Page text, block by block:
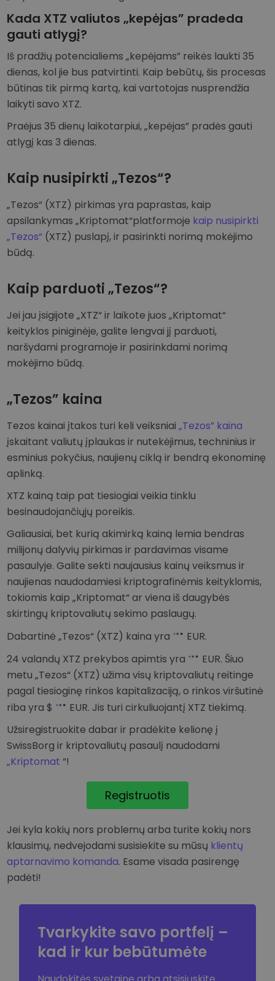
Kada XTZ valiutos „kepėjas” pradeda
gauti atlygį?
Iš pradžių potencialiems „kepėjams” reikės laukti 35
dienas, kol jie bus patvirtinti. Kaip bebūtų, šis procesas
būtinas tik pirmą kartą, kai vartotojas nusprendžia
laikyti savo XTZ.
Praėjus 35 dienų laikotarpiui, „kepėjas” pradės gauti
atlygį kas 3 dienas.
Kaip nusipirkti „Tezos“?
„Tezos“ (XTZ) pirkimas yra paprastas, kaip
apsilankymas „Kriptomat“platformoje kaip nusipirkti
„Tezos“ (XTZ) puslapį, ir pasirinkti norimą mokėjimo
būdą.
Kaip parduoti „Tezos“?
Jei jau įsigijote „XTZ“ ir laikote juos „Kriptomat“
keityklos piniginėje, galite lengvai jį parduoti,
naršydami programoje ir pasirinkdami norimą
mokėjimo būdą.
„Tezos” kaina
Tezos kainai įtakos turi keli veiksniai„Tezos” kaina
įskaitant valiutų įplaukas ir nutekėjimus, techninius ir
esminius pokyčius, naujienų ciklą ir bendrą ekonominę
aplinką.
XTZ kainą taip pat tiesiogiai veikia tinklu
besinaudojančiųjų poreikis.
Galiausiai, bet kurią akimirką kainą lemia bendras
milijonų dalyvių pirkimas ir pardavimas visame
pasaulyje. Galite sekti naujausius kainų veiksmus ir
naujienas naudodamiesi kriptografinėmis keityklomis,
tokiomis kaip „Kriptomat“ ar viena iš daugybės
skirtingų kriptovaliutų sekimo paslaugų.
Dabartinė „Tezos“ (XTZ) kaina yra
EUR.
24 valandų XTZ prekybos apimtis yra
EUR. Šiuo
metu „Tezos“ (XTZ) užima visų kriptovaliutų reitinge
pagal tiesioginę rinkos kapitalizaciją, o rinkos viršutinė
riba yra $
EUR. Jis turi cirkuliuojantį XTZ tiekimą.
Užsiregistruokite dabar ir pradėkite kelionę į
SwissBorg ir kriptovaliutų pasaulį naudodami
„Kriptomat“!
Registruotis
Jei kyla kokių nors problemų arba turite kokių nors
klausimų, nedvejodami susisiekite su mūsų klientų
aptarnavimo komanda. Esame visada pasirengę
padėti!
Tvarkykite savo portfelį –
kad ir kur bebūtumėte